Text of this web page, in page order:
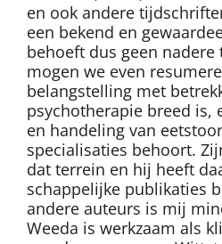
en ook andere
een bekend en
behoeft dus geen nadere
mogen we even
belangstelling met
psychotherapie breed is,
en handeling van
specialisaties behoort.
dat terrein en hij heeft
schappelijke publikaties
andere auteurs is mij
Weeda is werkzaam als